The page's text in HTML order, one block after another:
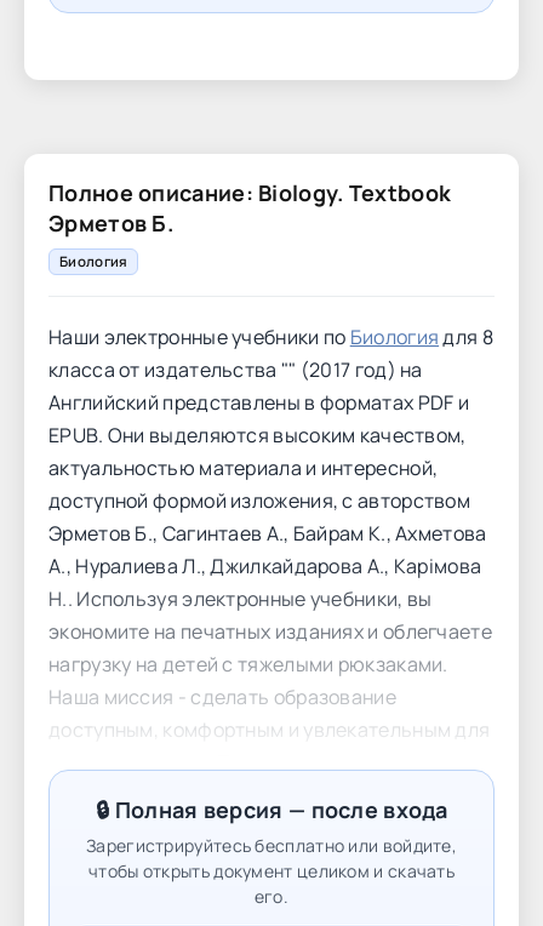
Полное описание: Biology. Textbook
Эрметов Б.
Биология
Наши электронные учебники по Биологиядля 8
класса от издательства "" (2017 год) на
Английский представлены в форматах PDF и
EPUB. Они выделяются высоким качеством,
актуальностью материала и интересной,
доступной формой изложения, с авторством
Эрметов Б., Сагинтаев А., Байрам К., Ахметова
А., Нуралиева Л., Джилкайдарова А., Карiмова
Н.. Используя электронные учебники, вы
экономите на печатных изданиях и облегчаете
нагрузку на детей с тяжелыми рюкзаками.
Наша миссия - сделать образование
доступным, комфортным и увлекательным для
интерактивное обучение с помощью Эрметов
Б., Сагинтаев А., Байрам К., Ахметова А.,
Нуралиева Л., Джилкайдарова А., Карiмова Н. и
сделайте учебу удобной на rao.kz. Contents
🔒 Полная версия — после входа
Зарегистрируйтесь бесплатно или войдите,
чтобы открыть документ целиком и скачать
его.